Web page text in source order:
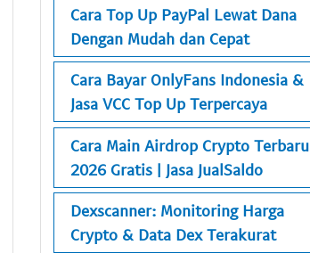
Cara Top Up PayPal Lewat Dana
Dengan Mudah dan Cepat
Cara Bayar OnlyFans Indonesia &
Jasa VCC Top Up Terpercaya
Cara Main Airdrop Crypto Terbaru
2026 Gratis | Jasa JualSaldo
Dexscanner: Monitoring Harga
Crypto & Data Dex Terakurat